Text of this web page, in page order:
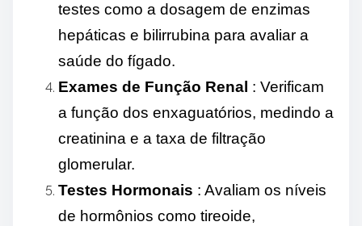
testes como a dosagem de enzimas
hepáticas e bilirrubina para avaliar a
saúde do fígado.
Exames de Função Renal : Verificam
a função dos enxaguatórios, medindo a
creatinina e a taxa de filtração
glomerular.
Testes Hormonais : Avaliam os níveis
de hormônios como tireoide,